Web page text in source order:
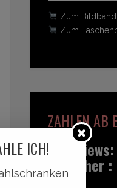
Zum
Zum
ZAHLEN AB
Pageviews:
Besucher :
ICH!